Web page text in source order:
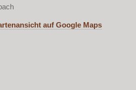
auf Google Maps